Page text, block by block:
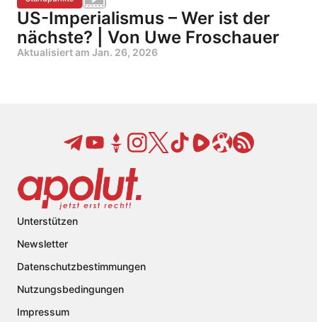
US-Imperialismus – Wer ist der
nächste? | Von Uwe Froschauer
Aktualisiert am Jan. 26, 2026
Unterstützen
Newsletter
Datenschutzbestimmungen
Nutzungsbedingungen
Impressum